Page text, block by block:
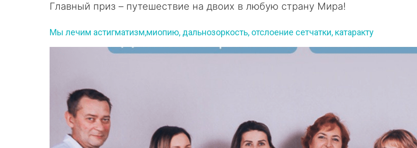
Главный приз – путешествие на двоих в любую страну Мира!
Мы лечим астигматизм,миопию, дальнозоркость, отслоение сетчатки, катаракту